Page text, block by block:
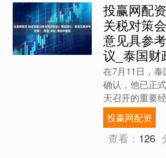
投赢网配
关税对策
意见具参
议_泰国财
在7月11日，
确认，他已正
天召开的重要
讨论如何有效
征收高达36%
投赢网配资
查看： 126